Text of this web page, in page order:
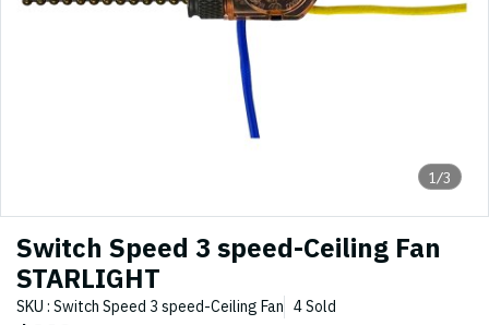
1/3
Switch Speed 3 speed-Ceiling Fan
STARLIGHT
SKU : Switch Speed 3 speed-Ceiling Fan 4 Sold